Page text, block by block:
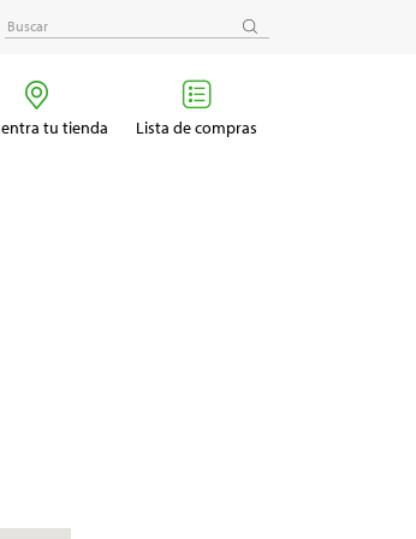
tu tienda Lista de compras